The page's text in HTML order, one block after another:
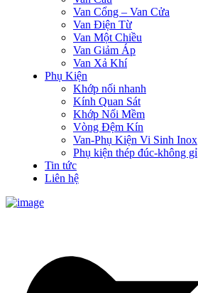
Van Cổng – Van Cửa
Van Điện Từ
Van Một Chiều
Van Giảm Áp
Van Xả Khí
Phụ Kiện
Khớp nối nhanh
Kính Quan Sát
Khớp Nối Mềm
Vòng Đệm Kín
Van-Phụ Kiện Vi Sinh Inox
Phụ kiện thép đúc-không gỉ
Tin tức
Liên hệ